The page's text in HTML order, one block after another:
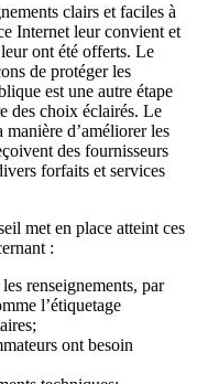
clairs et faciles à
Internet leur convient et
ont été offerts. Le
de protéger les
est une autre étape
des choix éclairés. Le
d’améliorer les
des fournisseurs
forfaits et services
met en place atteint ces
:
renseignements, par
l’étiquetage
ont besoin